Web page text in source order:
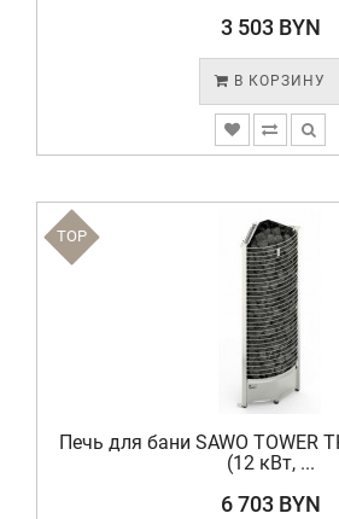
3 503 BYN
В КОРЗИНУ
TOP
Печь для бани SAWO TOWER
(12 кВт, ...
6 703 BYN